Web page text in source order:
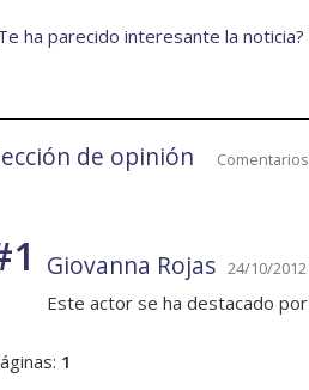
ha parecido interesante la noticia?
de opinión
Giovanna Rojas 24/10/
Este actor se ha destacado
1